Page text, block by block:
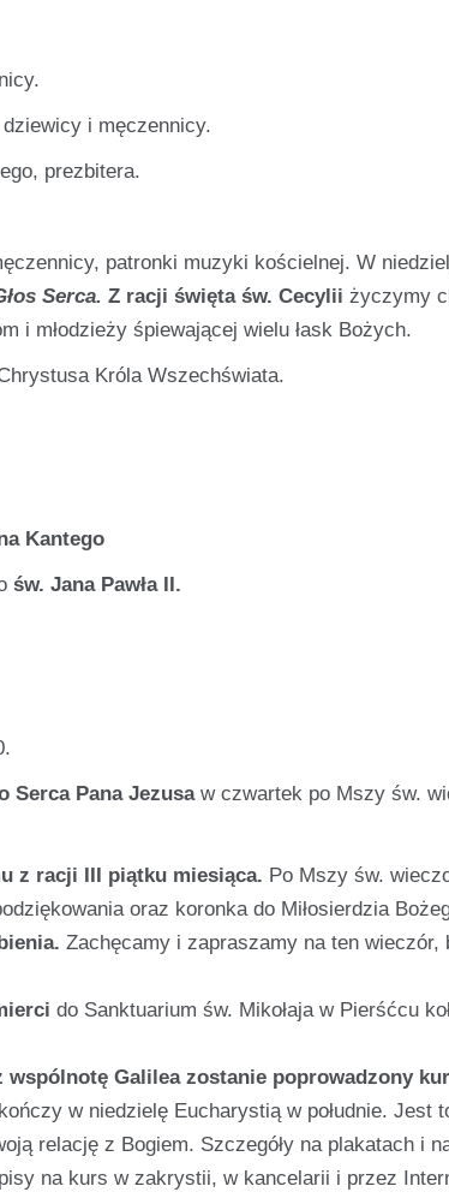
i męczennicy.
prezbitera.
patronki muzyki kościelnej. W
Serca. Z racji święta św. Cecylii życzymy
i młodzieży śpiewającej wielu łask Bożych.
Króla Wszechświata.
Kantego
św. Jana Pawła II.
Serca Pana Jezusaw czwartek po Mszy św.
z racji III piątku miesiąca. Po Mszy św.
oraz koronka do Miłosierdzia
Zachęcamy i zapraszamy na ten wieczór,
do Sanktuarium św. Mikołaja w Pierśćcu
Galilea zostanie poprowadzony
w niedzielę Eucharystią w południe. Jest
relację z Bogiem. Szczegóły na plakatach i
na kurs w zakrystii, w kancelarii i przez